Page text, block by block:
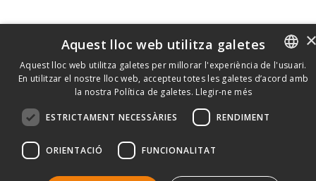
CATALAN
Aquest lloc web utilitza galetes
Aquest lloc web utilitza galetes per millorar l'experiència de l'usuari.
En utilitzar el nostre lloc web, accepteu totes les galetes d’acord amb
la nostra Política de galetes. Llegir-ne més
ESTRICTAMENT NECESSÀRIES RENDIMENT
ORIENTACIÓ FUNCIONALITAT